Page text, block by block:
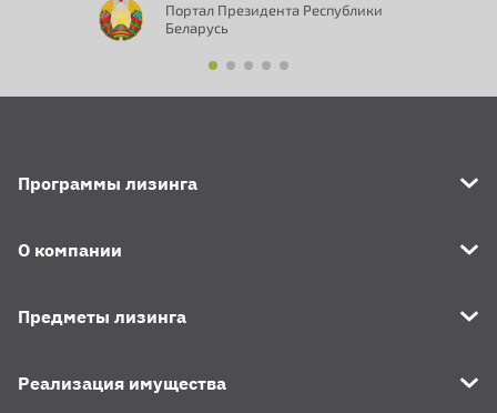
Портал Президента Республики
Беларусь
Программы лизинга
О компании
Предметы лизинга
Реализация имущества